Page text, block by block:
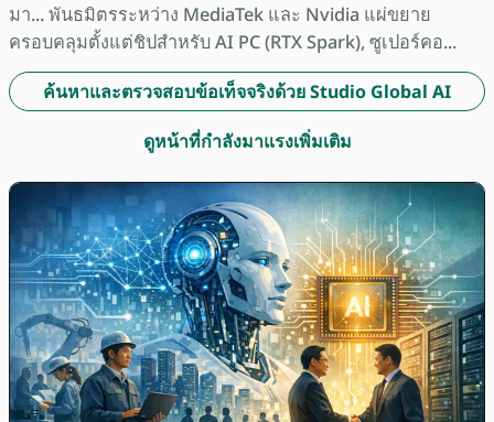
มา... พันธมิตรระหว่าง MediaTek และ Nvidia แผ่ขยาย
ครอบคลุมตั้งแต่ชิปสำหรับ AI PC (RTX Spark), ซูเปอร์คอ...
ค้นหาและตรวจสอบข้อเท็จจริงด้วย Studio Global AI
ดูหน้าที่กำลังมาแรงเพิ่มเติม